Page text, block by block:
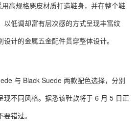
高规格麂皮材质打造鞋身，并在整个鞋
以低调却富有层次感的方式呈现丰富纹
计的金属五金配件贯穿整体设计。
与 Black Suede 两款配色选择，分别
现不同风格。据悉该鞋款将于 6 月 5 日正
错过。